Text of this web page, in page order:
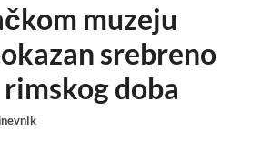
muzeju
srebreno
doba